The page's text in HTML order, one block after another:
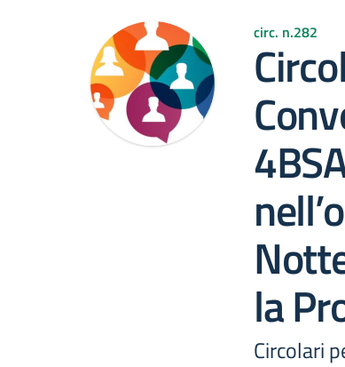
circ. n.282
la
Circolari